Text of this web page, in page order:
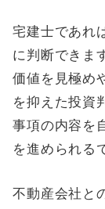
宅建士であれ
に判断できま
価値を見極め
を抑えた投資
事項の内容を
を進められる
不動産会社と